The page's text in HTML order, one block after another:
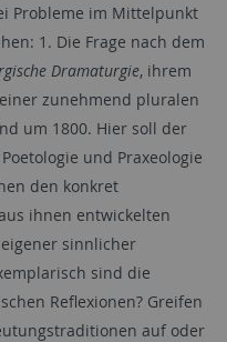
Probleme im Mittelpunkt
1. Die Frage nach dem
Dramaturgie, ihrem
zunehmend pluralen
um 1800. Hier soll der
und Praxeologie
den konkret
ihnen entwickelten
sinnlicher
sind die
Reflexionen? Greifen
auf oder